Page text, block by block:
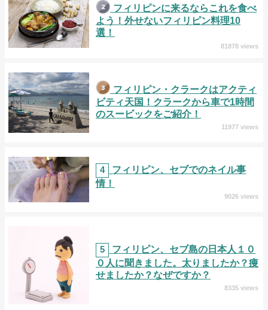
フィリピンに来るならこれを食べ
よう！外せないフィリピン料理10
選！
81878 views
フィリピン・クラークはアクティ
ビティ天国！クラークから車で1時間
のスービックをご紹介！
11977 views
4
フィリピン、セブでのネイル事
情！
9026 views
5
フィリピン、セブ島の日本人１０
０人に聞きました。太りましたか？痩
せましたか？なぜですか？
8335 views